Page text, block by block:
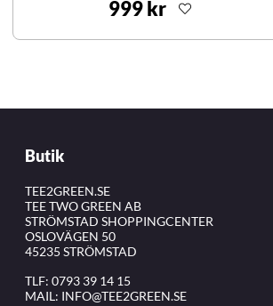
999 kr
Butik
TEE2GREEN.SE
TEE TWO GREEN AB
STRÖMSTAD SHOPPINGCENTER
OSLOVÄGEN 50
45235 STRÖMSTAD
TLF: 0793 39 14 15
MAIL: INFO@TEE2GREEN.SE